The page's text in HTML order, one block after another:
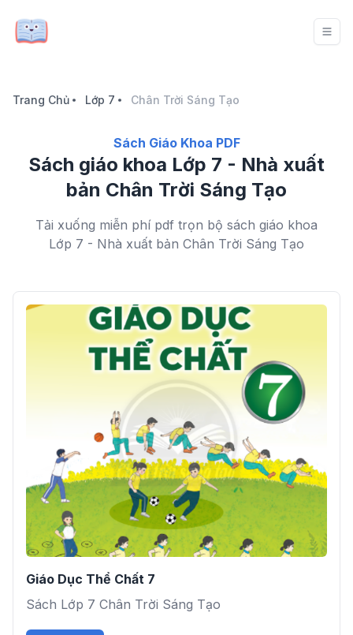
Trang Chủ Lớp 7 Chân Trời Sáng Tạo
Sách Giáo Khoa PDF
Sách giáo khoa Lớp 7 - Nhà xuất
bản Chân Trời Sáng Tạo
Tải xuống miễn phí pdf trọn bộ sách giáo khoa
Lớp 7 - Nhà xuất bản Chân Trời Sáng Tạo
Giáo Dục Thể Chất 7
Sách Lớp 7 Chân Trời Sáng Tạo